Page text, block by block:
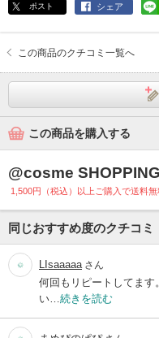
ポスト シェア
この商品のクチコミ一覧へ
この商品を購入する
@cosme SHOPPING
1,500円（税込）以上ご購入で送料無
同じおすすめ度のクチコミ
LIsaaaaa さん
何回もリピートしてま
い… 続きを読む